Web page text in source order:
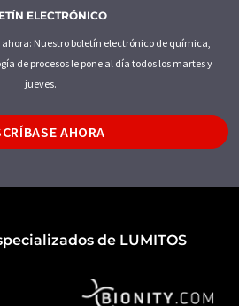
ELECTRÓNICO
Nuestro boletín electrónico de química,
de procesos le pone al día todos los martes y
jueves.
AHORA
de LUMITOS